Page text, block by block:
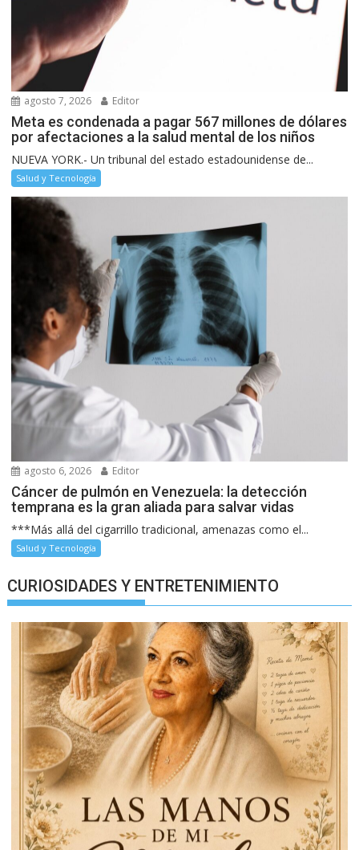
agosto 7, 2026 Editor
Meta es condenada a pagar 567 millones de dólares
por afectaciones a la salud mental de los niños
NUEVA YORK.- Un tribunal del estado estadounidense de...
Salud y Tecnología
agosto 6, 2026 Editor
Cáncer de pulmón en Venezuela: la detección
temprana es la gran aliada para salvar vidas
***Más allá del cigarrillo tradicional, amenazas como el...
Salud y Tecnología
CURIOSIDADES Y ENTRETENIMIENTO